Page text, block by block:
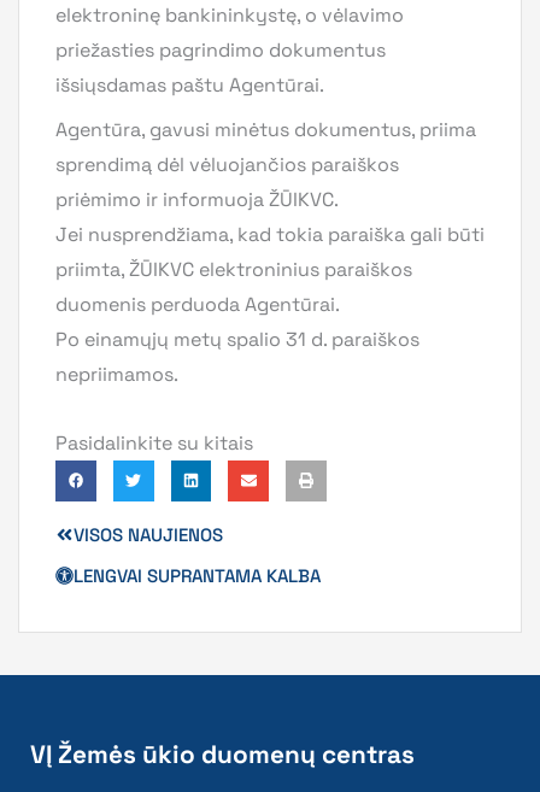
elektroninę bankininkystę, o vėlavimo
priežasties pagrindimo dokumentus
išsiųsdamas paštu Agentūrai.
Agentūra, gavusi minėtus dokumentus, priima
sprendimą dėl vėluojančios paraiškos
priėmimo ir informuoja ŽŪIKVC.
Jei nusprendžiama, kad tokia paraiška gali būti
priimta, ŽŪIKVC elektroninius paraiškos
duomenis perduoda Agentūrai.
Po einamųjų metų spalio 31 d. paraiškos
nepriimamos.
Pasidalinkite su kitais
VISOS NAUJIENOS
LENGVAI SUPRANTAMA KALBA
VĮ Žemės ūkio duomenų centras